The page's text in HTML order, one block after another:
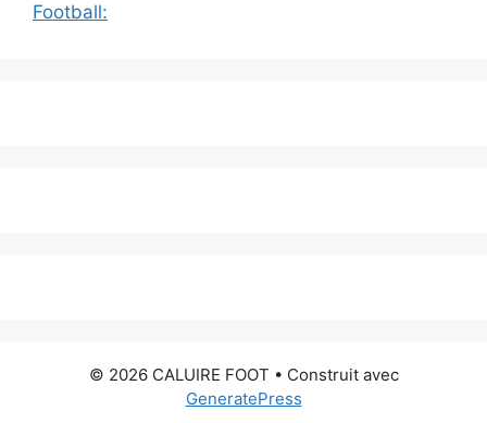
Football:
© 2026 CALUIRE FOOT • Construit avec
GeneratePress